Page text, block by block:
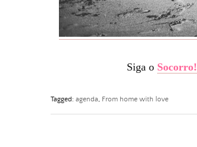
Siga o
Tagged: agenda From home with love